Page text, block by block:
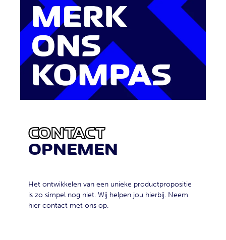
CONTACT
OPNEMEN
Het ontwikkelen van een unieke productpropositie
is zo simpel nog niet. Wij helpen jou hierbij. Neem
hier contact met ons op.